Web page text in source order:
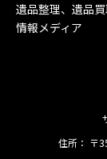
遺品整理、遺品
情報メディア
住所： 〒